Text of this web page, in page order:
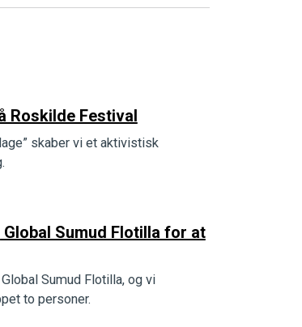
Roskilde Festival
skaber vi et aktivistisk
Sumud Flotilla, og vi
to personer.